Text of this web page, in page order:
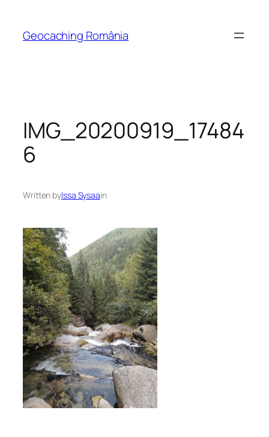
content
Geocaching România
IMG_20200919_17484
6
Written byIssa Sysaain